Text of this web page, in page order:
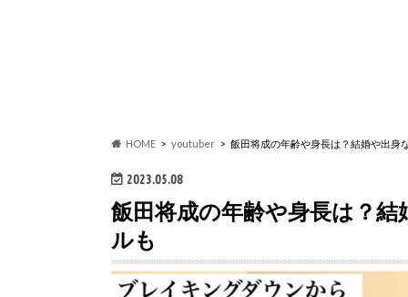
HOME youtuber 飯田将成の年齢や身長は？結婚や出身
2023.05.08
飯田将成の年齢や身長は？
ルも